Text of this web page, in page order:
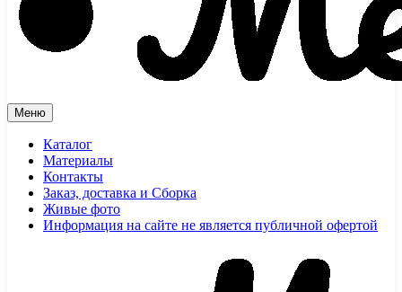
Меню
Каталог
Материалы
Контакты
Заказ, доставка и Сборка
Живые фото
Информация на сайте не является публичной офертой